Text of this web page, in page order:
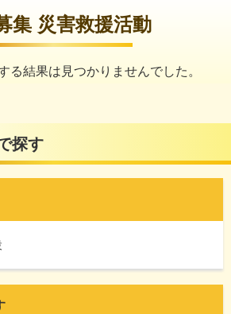
集 災害救援活動
る結果は見つかりませんでした。
探す